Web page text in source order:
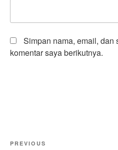
Simpan nama, email,
komentar saya berikutnya.
PREVIOUS